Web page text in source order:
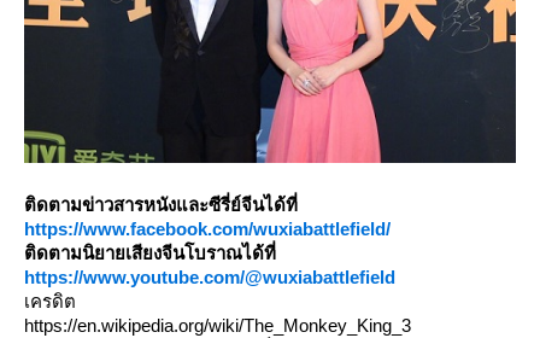
ติดตามข่าวสารหนังและซีรี่ย์จีนได้ที่
https://www.facebook.com/wuxiabattlefield/
ติดตามนิยายเสียงจีนโบราณได้ที่
https://www.youtube.com/@wuxiabattlefield
เครดิต
https://en.wikipedia.org/wiki/The_Monkey_King_3